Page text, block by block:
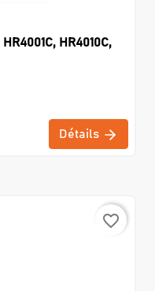
HR4010C,
Détails
favorite_border